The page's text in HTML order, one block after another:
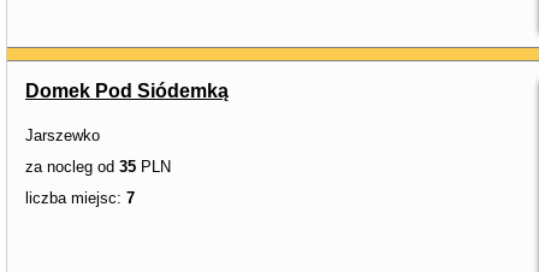
Domek Pod Siódemką
Jarszewko
za nocleg od 35 PLN
liczba miejsc: 7